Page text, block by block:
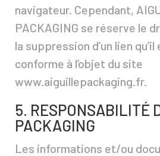
navigateur. Cependant,
PACKAGING se réserve le
la suppression d’un lien
conforme à l’objet du site
www.aiguillepackaging.fr.
5. RESPONSABILITÉ
PACKAGING
Les informations et/ou